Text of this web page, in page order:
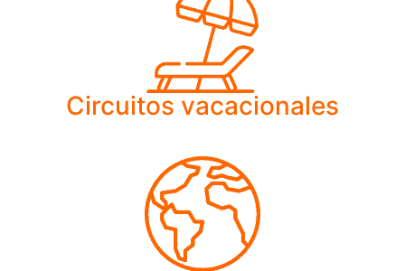
Circuitos vacacionales